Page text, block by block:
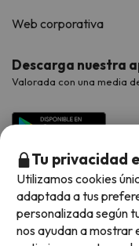
Web corporativa
Descarga nuestra
Valorada con una media
Tu privacidad
Utilizamos cookies
adaptada a tus
personalizada según
nos ayudan a mostrar